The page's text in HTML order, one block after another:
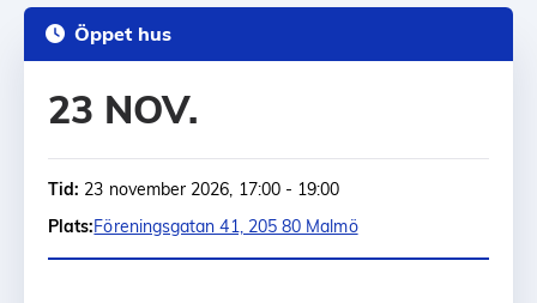
Öppet hus
23 NOV.
Tid: 23 november 2026, 17:00 - 19:00
Plats:Föreningsgatan 41, 205 80 Malmö